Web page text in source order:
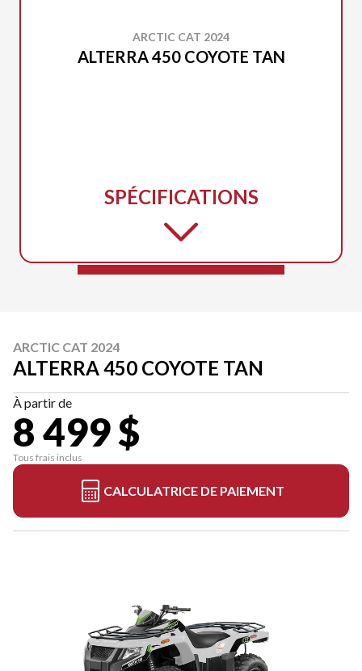
ARCTIC CAT 2024
ALTERRA 450 COYOTE TAN
SPÉCIFICATIONS
ARCTIC CAT 2024
ALTERRA 450 COYOTE TAN
À partir de
8 499 $
Tous frais inclus
CALCULATRICE DE PAIEMENT